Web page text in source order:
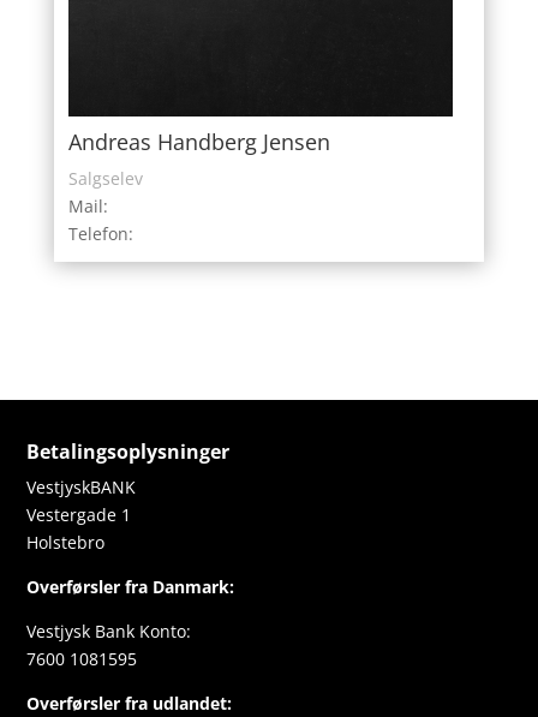
Andreas Handberg Jensen
Salgselev
Mail:
Telefon:
Betalingsoplysninger
VestjyskBANK
Vestergade 1
Holstebro
Overførsler fra Danmark:
Vestjysk Bank Konto:
7600 1081595
Overførsler fra udlandet: